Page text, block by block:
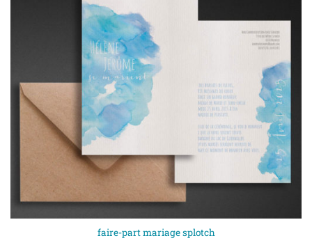
faire-part mariage splotch